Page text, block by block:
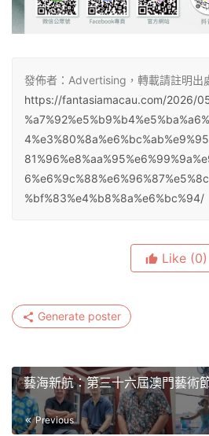
發佈者：Advertising，轉載請註明出
https://fantasiamacau.com/2026/
%bf%83%e4%b8%8a%e6%bc%94/
Like (0)
Generate poster
藝海新航：第三十六屆澳門藝術
Previous